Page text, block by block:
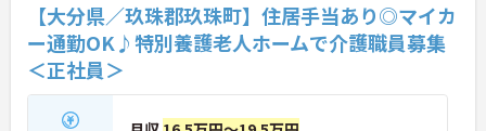
【大分県／玖珠郡玖珠町】住居手当あり◎マイカ
ー通勤OK♪特別養護老人ホームで介護職員募集
＜正社員＞